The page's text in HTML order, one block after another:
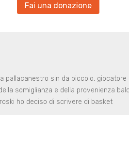
Fai una donazione
pallacanestro sin da piccolo,
somiglianza e della provenienza
ho deciso di scrivere di basket